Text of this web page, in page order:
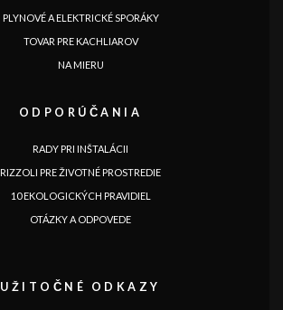
EN | ES | SE | SK | CZ |
PLYNOVÉ A ELEKTRICKÉ SPORÁKY
TOVAR PRE KACHLIAROV
NA MIERU
ODPORÚČANIA
RADY PRI INŠTALÁCII
RIZZOLI PRE ŽIVOTNÉ PROSTREDIE
10 EKOLOGICKÝCH PRAVIDIEL
OTÁZKY A ODPOVEDE
UŽITOČNÉ ODKAZY